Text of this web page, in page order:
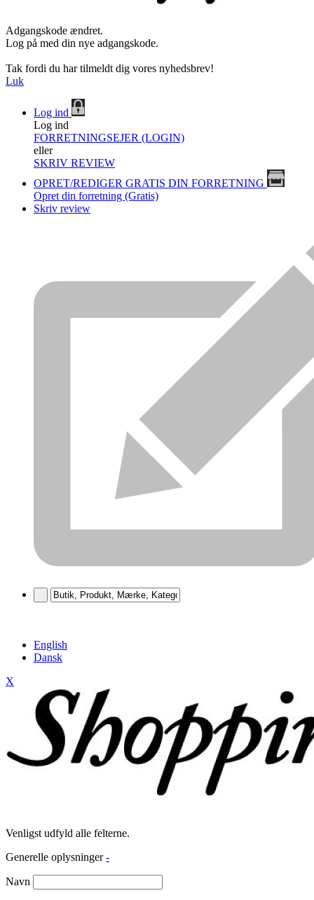
Adgangskode ændret.
Log på med din nye adgangskode.
Tak fordi du har tilmeldt dig vores nyhedsbrev!
Luk
Log ind
Log ind
FORRETNINGSEJER (LOGIN)
eller
SKRIV REVIEW
OPRET/REDIGER GRATIS DIN FORRETNING
Opret din forretning (Gratis)
Skriv review
English
Dansk
X
Venligst udfyld alle felterne.
Generelle oplysninger -
Navn